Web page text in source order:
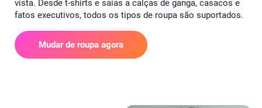
vista. Desde t-shirts e saias a calças de ganga, casacos e
fatos executivos, todos os tipos de roupa são suportados.
Mudar de roupa agora